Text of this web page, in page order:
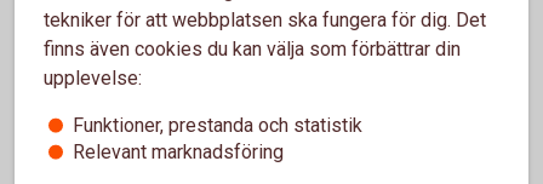
Var kan jag hitta mer information om MiFID2?
tekniker för att webbplatsen ska fungera för dig. Det
finns även cookies du kan välja som förbättrar din
upplevelse:
Funktioner, prestanda och statistik
Relevant marknadsföring